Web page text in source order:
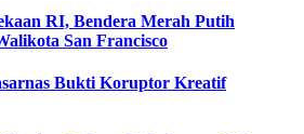
RI, Bendera Merah Putih
San Francisco
Bukti Koruptor Kreatif